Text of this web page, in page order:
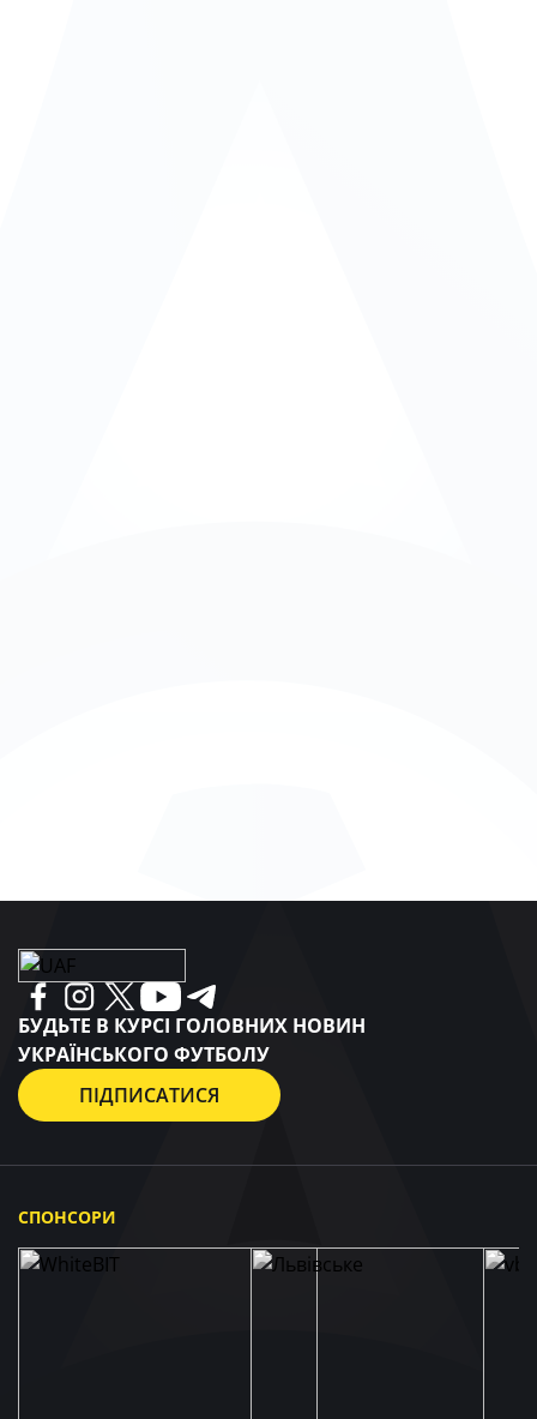
БУДЬТЕ В КУРСІ ГОЛОВНИХ НОВИН
УКРАЇНСЬКОГО ФУТБОЛУ
ПІДПИСАТИСЯ
СПОНСОРИ